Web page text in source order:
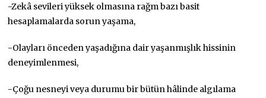
-Zekâ sevileri yüksek olmasına rağm bazı basit
hesaplamalarda sorun yaşama,
-Olayları önceden yaşadığına dair yaşanmışlık hissinin
deneyimlenmesi,
-Çoğu nesneyi veya durumu bir bütün hâlinde algılama